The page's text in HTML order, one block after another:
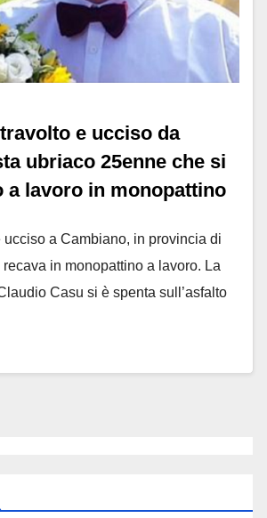
e ucciso da
ubriaco 25enne che si
a lavoro in monopattino
ucciso a Cambiano, in provincia di
recava in monopattino a lavoro. La
Casu si è spenta sull’asfalto